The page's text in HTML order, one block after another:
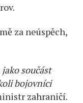
za neúspěch,
součást
bojovníci
zahraničí.